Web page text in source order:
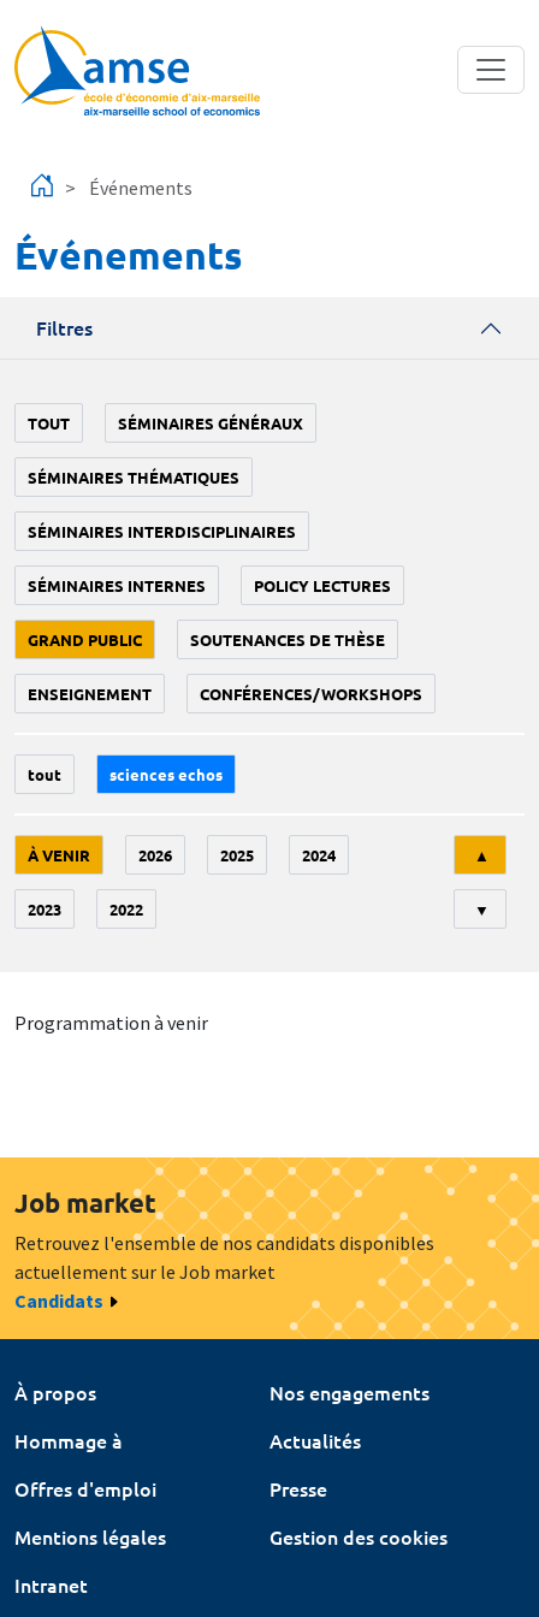
Événements
Événements
Filtres
TOUT SÉMINAIRES GÉNÉRAUX
SÉMINAIRES THÉMATIQUES
SÉMINAIRES INTERDISCIPLINAIRES
SÉMINAIRES INTERNES POLICY LECTURES
GRAND PUBLIC SOUTENANCES DE THÈSE
ENSEIGNEMENT CONFÉRENCES/WORKSHOPS
tout sciences echos
À VENIR 2026 2025 2024
2023 2022
▲
▼
Programmation à venir
Job market
Retrouvez l'ensemble de nos candidats disponibles
actuellement sur le Job market
Candidats
À propos
Nos engagements
Hommage à
Actualités
Offres d'emploi
Presse
Mentions légales
Gestion des cookies
Intranet